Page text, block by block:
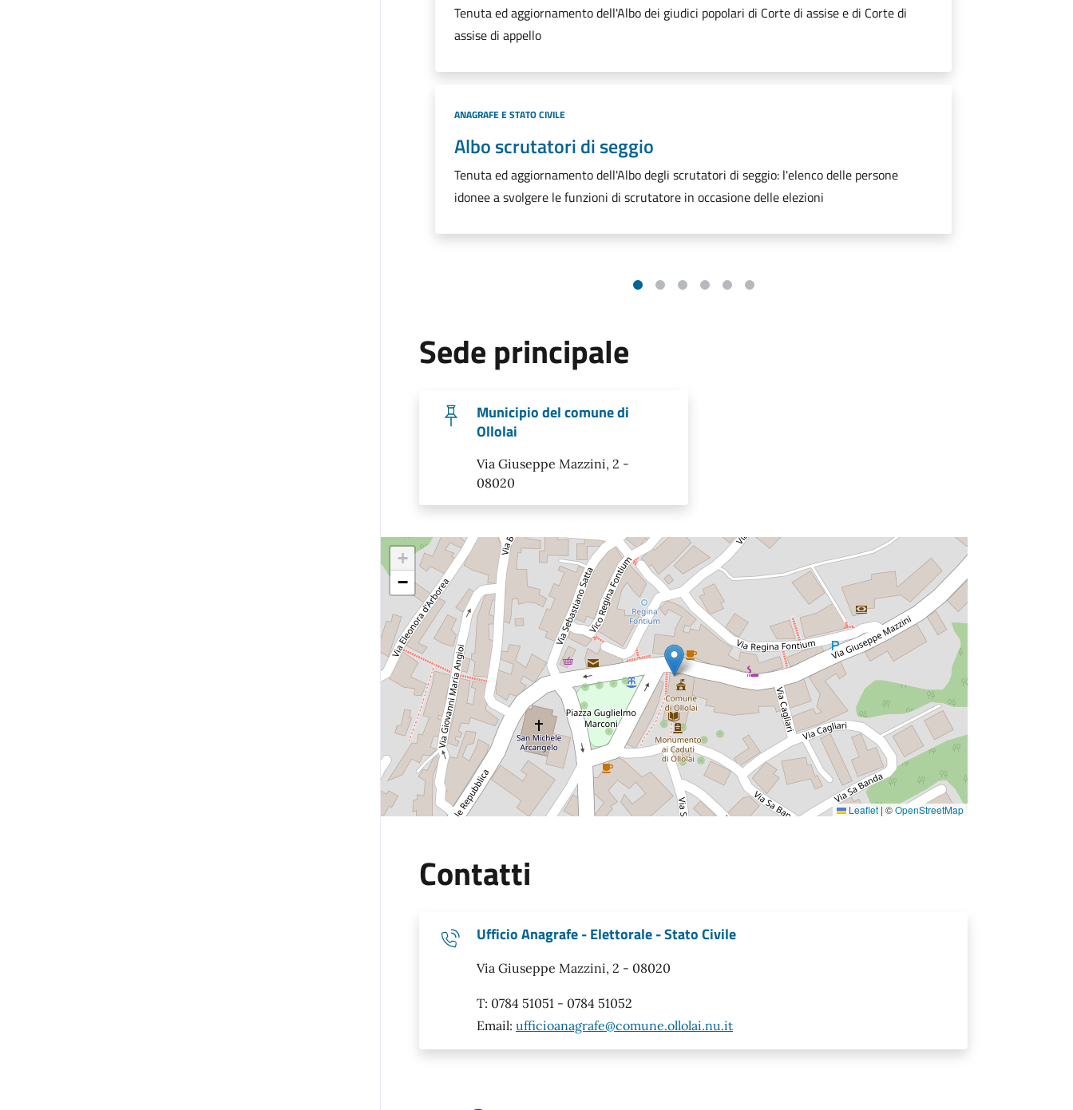
Tenuta ed aggiornamento dell'Albo dei giudici popolari di Corte di assise e di Corte di
assise di appello
Categoria:
ANAGRAFE E STATO CIVILE
Albo scrutatori di seggio
Tenuta ed aggiornamento dell'Albo degli scrutatori di seggio: l'elenco delle persone
idonee a svolgere le funzioni di scrutatore in occasione delle elezioni
Sede principale
Municipio del comune di
Ollolai
Via Giuseppe Mazzini, 2 -
08020
+
−
Leaflet | ©OpenStreetMap
Contatti
Ufficio Anagrafe - Elettorale - Stato Civile
Via Giuseppe Mazzini, 2 - 08020
T: 0784 51051 - 0784 51052
Email: ufficioanagrafe@comune.ollolai.nu.it